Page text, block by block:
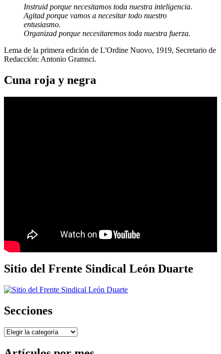
Instruid porque necesitamos toda nuestra inteligencia.
Agitad porque vamos a necesitar todo nuestro
entusiasmo.
Organizad porque necesitaremos toda nuestra fuerza.
Lema de la primera edición de L'Ordine Nuovo, 1919, Secretario de
Redacción: Antonio Gramsci.
Cuna roja y negra
Sitio del Frente Sindical León Duarte
Secciones
Secciones